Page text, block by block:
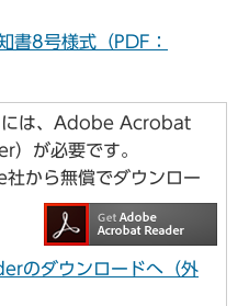
書8号様式（PDF：
には、Adobe Acrobat
が必要です。
から無償でダウンロー
のダウンロードへ（外